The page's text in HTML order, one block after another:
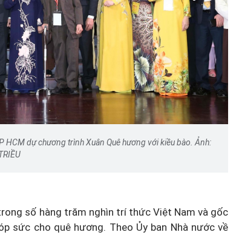
HCM dự chương trình Xuân Quê hương với kiều bào. Ảnh:
số hàng trăm nghìn trí thức Việt Nam và gốc
sức cho quê hương. Theo Ủy ban Nhà nước về
Những người Kể sử: Huyền thoại
"đòn gánh đánh tây" một thời
hoa lửa